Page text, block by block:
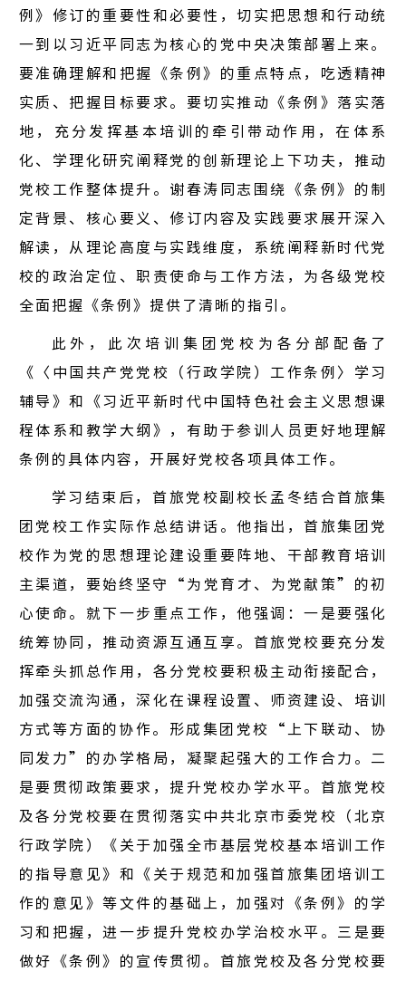
首旅酒
党建要
群团工
公益活
例》修订的重要性和必要性，切实把思想和行动统
一到以习近平同志为核心的党中央决策部署上来。
要准确理解和把握《条例》的重点特点，吃透精神
实质、把握目标要求。要切实推动《条例》落实落
地，充分发挥基本培训的牵引带动作用，在体系
化、学理化研究阐释党的创新理论上下功夫，推动
党校工作整体提升。谢春涛同志围绕《条例》的制
定背景、核心要义、修订内容及实践要求展开深入
解读，从理论高度与实践维度，系统阐释新时代党
校的政治定位、职责使命与工作方法，为各级党校
全面把握《条例》提供了清晰的指引。
此外，此次培训集团党校为各分部配备了
《〈中国共产党党校（行政学院）工作条例〉学习
辅导》和《习近平新时代中国特色社会主义思想课
程体系和教学大纲》，有助于参训人员更好地理解
条例的具体内容，开展好党校各项具体工作。
学习结束后，首旅党校副校长孟冬结合首旅集
团党校工作实际作总结讲话。他指出，首旅集团党
校作为党的思想理论建设重要阵地、干部教育培训
主渠道，要始终坚守“为党育才、为党献策”的初
心使命。就下一步重点工作，他强调：一是要强化
统筹协同，推动资源互通互享。首旅党校要充分发
挥牵头抓总作用，各分党校要积极主动衔接配合，
加强交流沟通，深化在课程设置、师资建设、培训
方式等方面的协作。形成集团党校“上下联动、协
同发力”的办学格局，凝聚起强大的工作合力。二
是要贯彻政策要求，提升党校办学水平。首旅党校
及各分党校要在贯彻落实中共北京市委党校（北京
行政学院）《关于加强全市基层党校基本培训工作
的指导意见》和《关于规范和加强首旅集团培训工
作的意见》等文件的基础上，加强对《条例》的学
习和把握，进一步提升党校办学治校水平。三是要
做好《条例》的宣传贯彻。首旅党校及各分党校要